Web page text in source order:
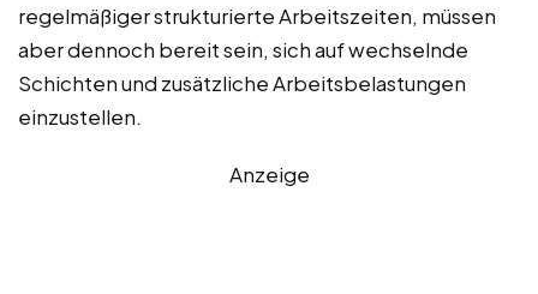
regelmäßiger strukturierte Arbeitszeiten, müssen
aber dennoch bereit sein, sich auf wechselnde
Schichten und zusätzliche Arbeitsbelastungen
einzustellen.
Anzeige